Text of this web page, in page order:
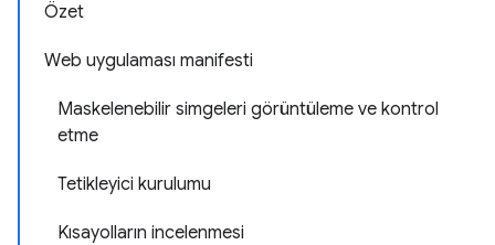
Özet
Web uygulaması manifesti
Maskelenebilir simgeleri görüntüleme ve kontrol
etme
Tetikleyici kurulumu
Kısayolların incelenmesi